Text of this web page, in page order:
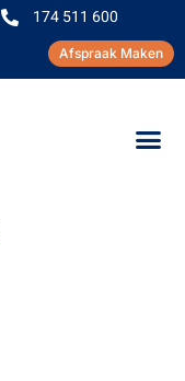
174 511 600
Afspraak Maken